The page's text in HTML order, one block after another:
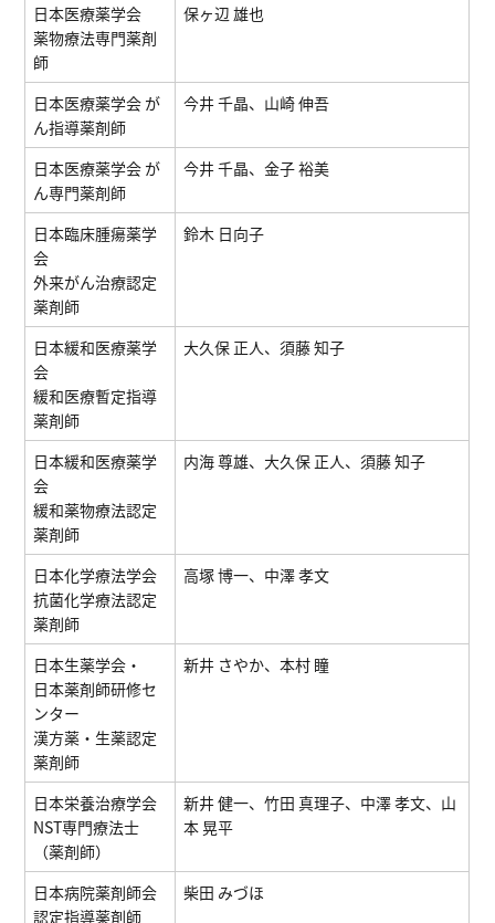
⽇本医療薬学会
薬物療法専⾨薬剤
師
保ヶ辺 雄也
日本医療薬学会 が
ん指導薬剤師
今井 千晶、山崎 伸吾
日本医療薬学会 が
ん専門薬剤師
今井 千晶、金子 裕美
日本臨床腫瘍薬学
会
外来がん治療認定
薬剤師
鈴木 日向子
日本緩和医療薬学
会
緩和医療暫定指導
薬剤師
大久保 正人、須藤 知子
日本緩和医療薬学
会
緩和薬物療法認定
薬剤師
内海 尊雄、大久保 正人、須藤 知子
日本化学療法学会
抗菌化学療法認定
薬剤師
高塚 博一、中澤 孝文
日本生薬学会・
日本薬剤師研修セ
ンター
漢方薬・生薬認定
薬剤師
新井 さやか、本村 瞳
日本栄養治療学会
NST専門療法士
（薬剤師）
新井 健一、竹田 真理子、中澤 孝文、山
本 晃平
⽇本病院薬剤師会
認定指導薬剤師
柴⽥ みづほ